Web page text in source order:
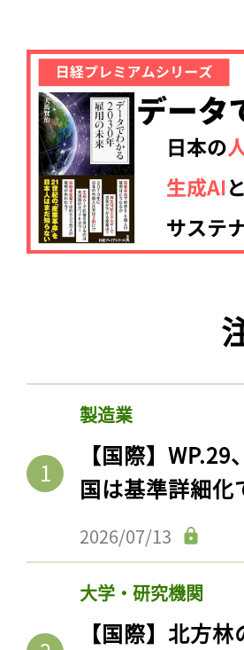
製造業
【国際】
国は基準詳細化
2026/07/13
大学・研究機関
【国際】北方